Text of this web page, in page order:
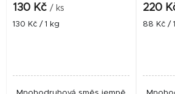
130 Kč / ks
Měrná
130 Kč / 1 kg
220
Měrná
88 Kč /